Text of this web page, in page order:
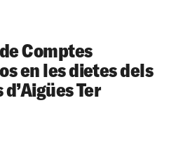
Comptes
en les dietes dels
Ter